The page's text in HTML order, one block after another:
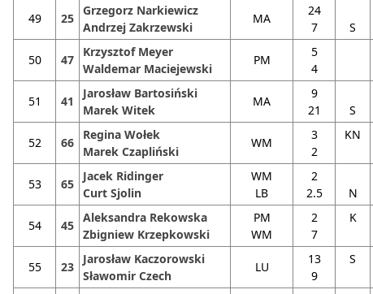
49 25
Grzegorz Narkiewicz
Andrzej Zakrzewski
MA
24
7
S
50 47
Krzysztof Meyer
Waldemar Maciejewski
PM
5
4
51 41
Jarosław Bartosiński
Marek Witek
MA
9
21
S
52 66
Regina Wołek
Marek Czapliński
WM
3
2
KN
53 65
Jacek Ridinger
Curt Sjolin
WM
LB
2
2.5
N
54 45
Aleksandra Rekowska
Zbigniew Krzepkowski
PM
WM
2
7
K
55 23
Jarosław Kaczorowski
Sławomir Czech
LU
13
9
S